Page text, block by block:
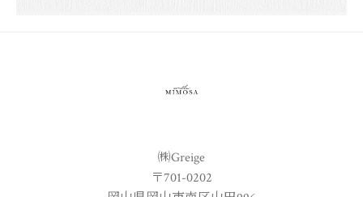
㈱Greige
〒701-0202